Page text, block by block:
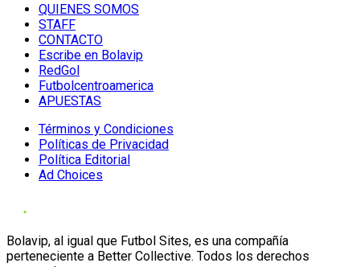
QUIENES SOMOS
STAFF
CONTACTO
Escribe en Bolavip
RedGol
Futbolcentroamerica
APUESTAS
Términos y Condiciones
Políticas de Privacidad
Política Editorial
Ad Choices
Bolavip, al igual que Futbol Sites, es una compañía
perteneciente a Better Collective. Todos los derechos